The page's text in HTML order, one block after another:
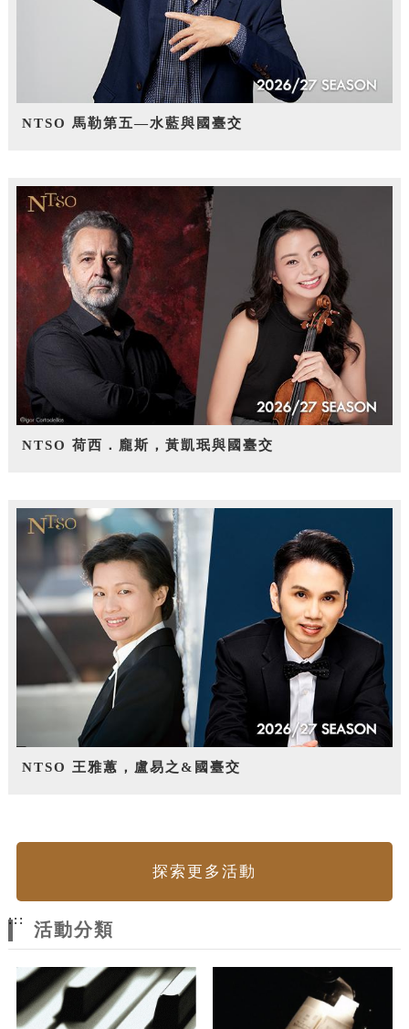
NTSO 馬勒第五—水藍與國臺交
NTSO 荷西．龐斯，黃凱珉與國臺交
NTSO 王雅蕙，盧易之&國臺交
探索更多活動
:::
活動分類